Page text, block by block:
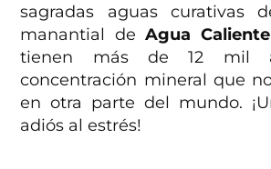
sagradas aguas curativas
manantial deAgua Caliente
tienen más de 12 mil
concentración mineral que
en otra parte del mundo.
adiós al estrés!